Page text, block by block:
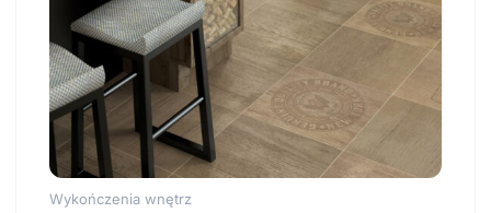
Wykończenia wnętrz